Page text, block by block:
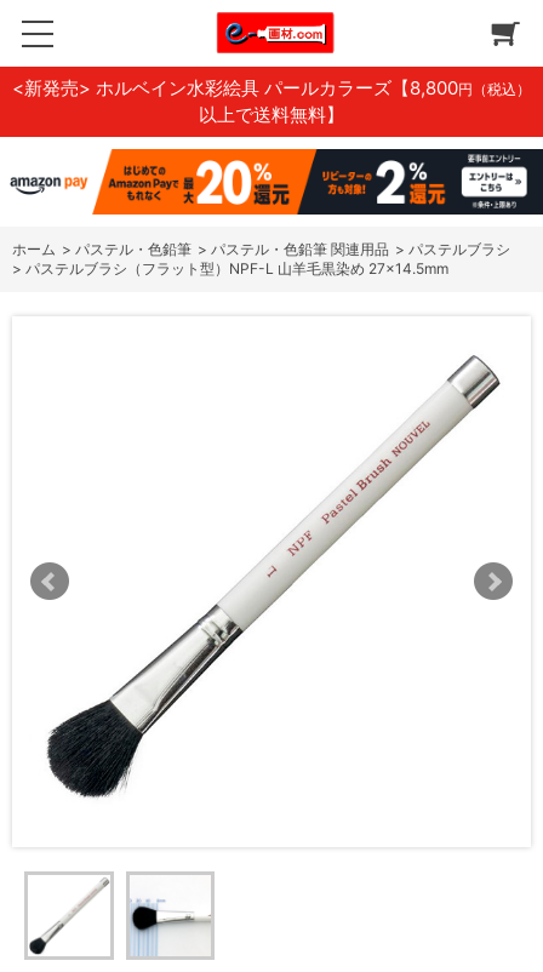
<新発売> ホルベイン水彩絵具 パールカラーズ 【8,800円（税込）
以上で送料無料】
ホーム > パステル・色鉛筆 > パステル・色鉛筆 関連用品 > パステルブラシ
> パステルブラシ（フラット型）NPF-L 山羊毛黒染め 27×14.5mm